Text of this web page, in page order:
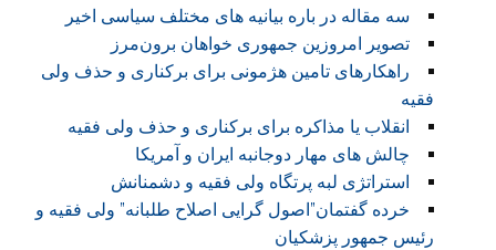
سه مقاله در باره بیانیه های مختلف سیاسی اخیر
تصویر امروزین جمهوری خواهان برون‌مرز
راهکارهای تامین هژمونی برای برکناری و حذف ولی
فقیه
انقلاب یا مذاکره برای برکناری و حذف ولی فقیه
چالش های مهار دوجانبه ایران و آمریکا
استراتژی لبه پرتگاه ولی فقیه و دشمنانش
خرده گفتمان”اصول گرایی اصلاح طلبانه” ولی فقیه و
رئیس جمهور پزشکیان